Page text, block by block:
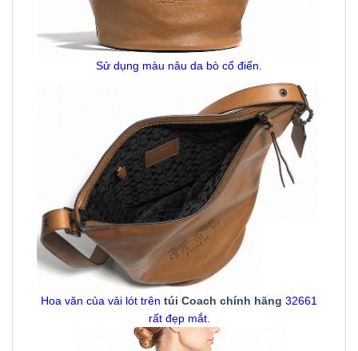
Sử dụng màu nâu da bò cổ điển.
Hoa văn của vải lót trên túi Coach chính hãng 32661
rất đẹp mắt.